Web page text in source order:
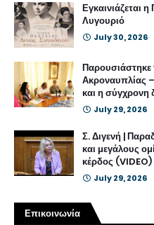
Εγκαινιάζεται
Λυγουριό
July 30, 2026
Ακροναυπλίας
και η σύγχρονη
July 29, 2026
Σ. Διγενή |
και μεγάλους
κέρδος (VIDEO)
July 29, 2026
Επικοινωνία